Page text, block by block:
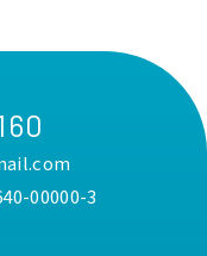
00000-3